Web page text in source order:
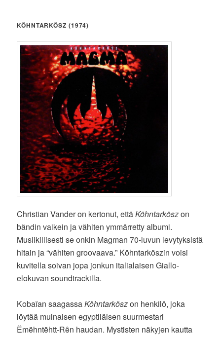
KÖHNTARKÖSZ (1974)
Christian Vander on kertonut, ettäKöhntarköszon
bändin vaikein ja vähiten ymmärretty albumi.
Musiikillisesti se onkin Magman 70-luvun levytyksistä
hitain ja “vähiten groovaava.” Köhntarköszin voisi
kuvitella soivan jopa jonkun italialaisen Giallo-
elokuvan soundtrackilla.
Kobaïan saagassaKöhntarköszon henkilö, joka
löytää muinaisen egyptiläisen suurmestari
Ëmëhntëhtt-Rên haudan. Mystisten näkyjen kautta